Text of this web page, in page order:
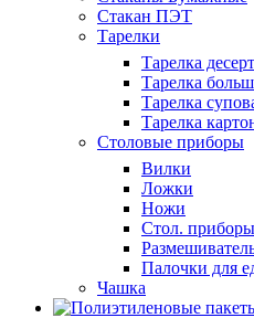
Стакан ПЭТ
Тарелки
Тарелка
Тарелка
Тарелка
Тарелка
Столовые приборы
Вилки
Ложки
Ножи
Стол.
Палочки для
Чашка